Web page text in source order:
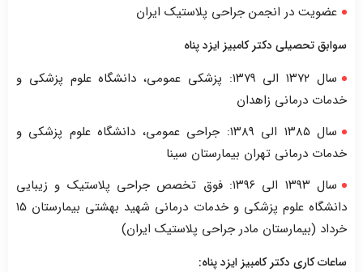
عضویت در انجمن جراحی پلاستیک ایران
سوابق تحصیلی دکتر کامبیز ایزد پناه
سال ۱۳۷۲ الی ۱۳۷۹: پزشکی عمومی، دانشگاه علوم پزشکی و
خدمات درمانی زاهدان
سال ۱۳۸۵ الی ۱۳۸۹: جراحی عمومی، دانشگاه علوم پزشکی و
خدمات درمانی تهران بیمارستان سینا
سال ۱۳۹۳ الی ۱۳۹۶: فوق تخصص جراحی پلاستیک و زیبایی
دانشگاه علوم پزشکی و خدمات درمانی شهید بهشتی بیمارستان ۱۵
خرداد (بیمارستان مادر جراحی پلاستیک ایران)
ساعات کاری دکتر کامبیز ایزد پناه: